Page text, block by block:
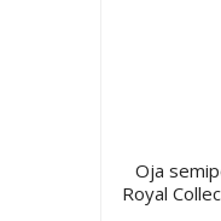
Oja
Royal